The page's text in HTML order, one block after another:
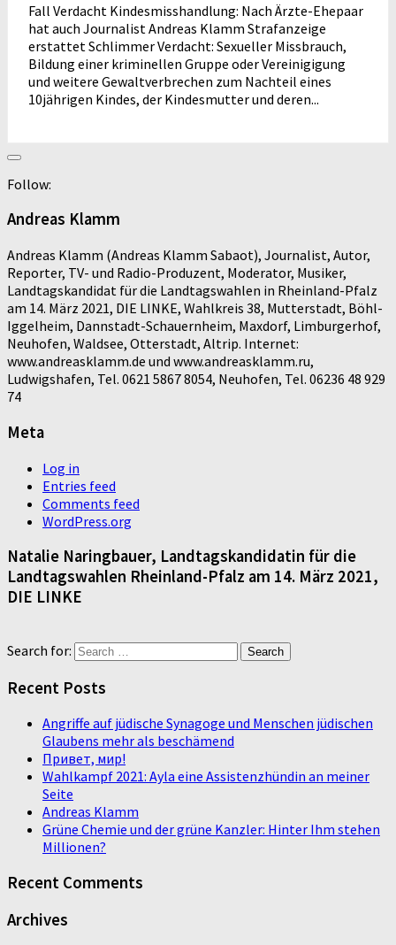
Fall Verdacht Kindesmisshandlung: Nach Ärzte-Ehepaar
hat auch Journalist Andreas Klamm Strafanzeige
erstattet Schlimmer Verdacht: Sexueller Missbrauch,
Bildung einer kriminellen Gruppe oder Vereinigigung
und weitere Gewaltverbrechen zum Nachteil eines
10jährigen Kindes, der Kindesmutter und deren...
Follow:
Andreas Klamm
Andreas Klamm (Andreas Klamm Sabaot), Journalist, Autor,
Reporter, TV- und Radio-Produzent, Moderator, Musiker,
Landtagskandidat für die Landtagswahlen in Rheinland-Pfalz
am 14. März 2021, DIE LINKE, Wahlkreis 38, Mutterstadt, Böhl-
Iggelheim, Dannstadt-Schauernheim, Maxdorf, Limburgerhof,
Neuhofen, Waldsee, Otterstadt, Altrip. Internet:
www.andreasklamm.de und www.andreasklamm.ru,
Ludwigshafen, Tel. 0621 5867 8054, Neuhofen, Tel. 06236 48 929
74
Meta
Log in
Entries feed
Comments feed
WordPress.org
Natalie Naringbauer, Landtagskandidatin für die
Landtagswahlen Rheinland-Pfalz am 14. März 2021,
DIE LINKE
Search for:
Recent Posts
Angriffe auf jüdische Synagoge und Menschen jüdischen
Glaubens mehr als beschämend
Привет, мир!
Wahlkampf 2021: Ayla eine Assistenzhündin an meiner
Seite
Andreas Klamm
Grüne Chemie und der grüne Kanzler: Hinter Ihm stehen
Millionen?
Recent Comments
Archives